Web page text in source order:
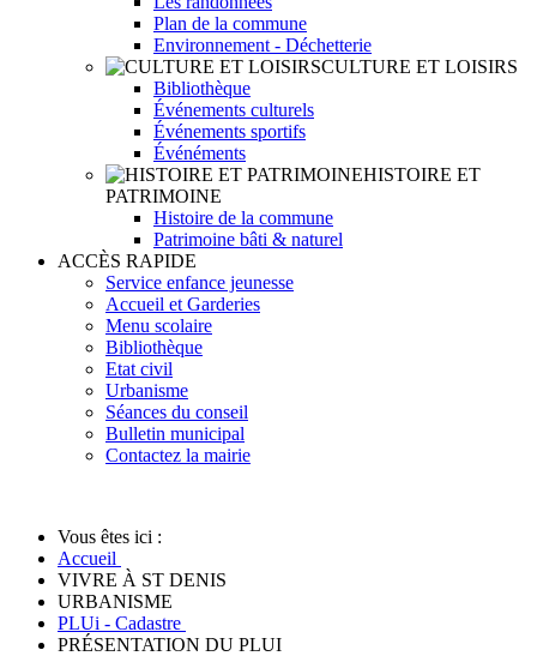
Plan de la commune
Environnement - Déchetterie
CULTURE ET LOISIRS
Bibliothèque
Événements culturels
Événements sportifs
Événéments
HISTOIRE ET
PATRIMOINE
Histoire de la commune
Patrimoine bâti & naturel
ACCÈS RAPIDE
Service enfance jeunesse
Accueil et Garderies
Menu scolaire
Bibliothèque
Etat civil
Urbanisme
Séances du conseil
Bulletin municipal
Contactez la mairie
Vous êtes ici :
Accueil
VIVRE À ST DENIS
URBANISME
PLUi - Cadastre
PRÉSENTATION DU PLUI